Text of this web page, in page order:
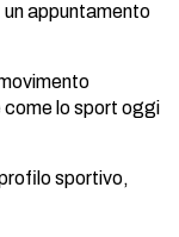
appuntamento
come lo sport oggi
sportivo,